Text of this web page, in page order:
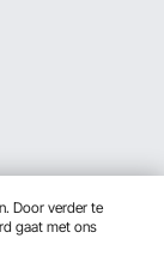
Door verder te
gaat met ons